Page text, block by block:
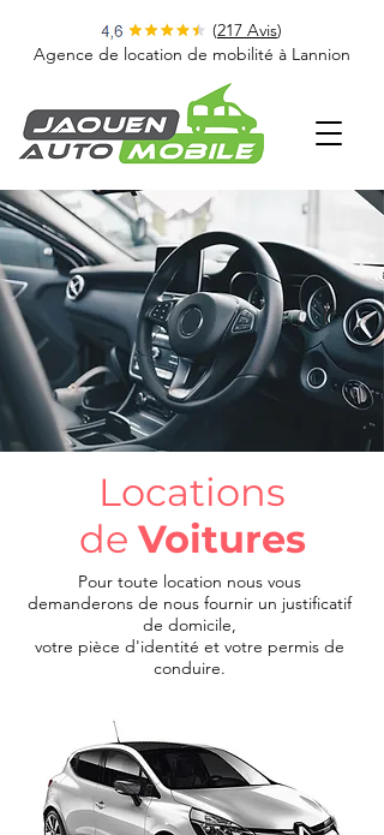
(217 Avis)
Agence de location de mobilité à Lannion
Locations
de Voitures
Pour toute location nous vous
demanderons de nous fournir un justificatif
de domicile,
votre pièce d'identité et votre permis de
conduire.